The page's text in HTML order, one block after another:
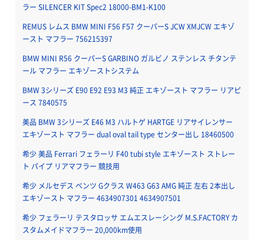
ラー SILENCER KIT Spec2 18000-BM1-K100
REMUS レムス BMW MINI F56 F57 クーパーS JCW XMJCW エキゾ
ースト マフラー 756215397
BMW MINI R56 クーパーS GARBINO ガルビノ ステンレス チタンテ
ール マフラー エキゾーストシステム
BMW 3シリーズ E90 E92 E93 M3 純正 エキゾースト マフラー リアピ
ース 7840575
美品 BMW 3シリーズ E46 M3 ハルトゲ HARTGE リアサイレンサー
エキゾースト マフラー dual oval tail type センター出し 18460500
希少 美品 Ferrari フェラーリ F40 tubi style エキゾースト ストレー
ト パイプ リアマフラー 競技用
希少 メルセデス ベンツ Gクラス W463 G63 AMG 純正 左右 2本出し
エキゾースト マフラー 4634907301 4634907501
希少 フェラーリ テスタロッサ エムエスレーシング M.S.FACTORY カ
スタムメイドマフラー 20,000km使用